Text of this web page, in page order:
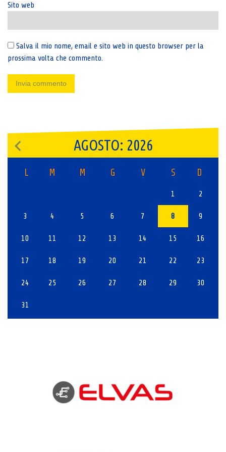
Sito web
Salva il mio nome, email e sito web in questo browser per la
prossima volta che commento.
AGOSTO: 2026
L M M G V S D
1 2
3 4 5 6 7 8 9
10 11 12 13 14 15 16
17 18 19 20 21 22 23
24 25 26 27 28 29 30
31